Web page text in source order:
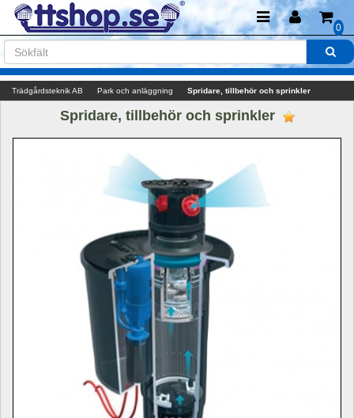
0
Trädgårdsteknik AB Park och anläggning Spridare, tillbehör och sprinkler
Spridare, tillbehör och sprinkler